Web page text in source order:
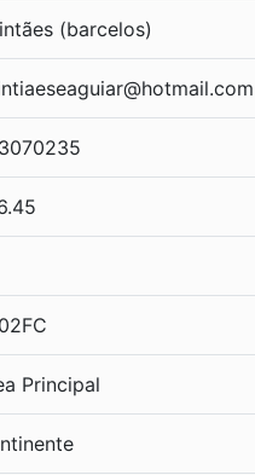
(barcelos)
Principal